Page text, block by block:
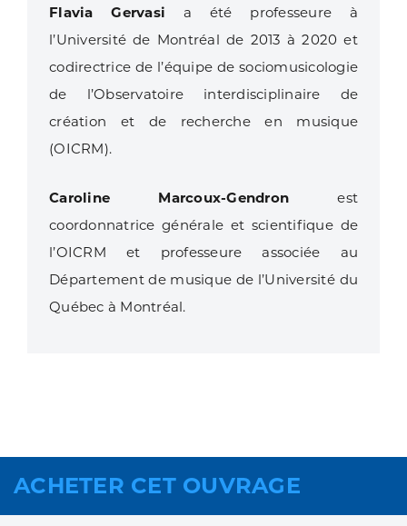
Flavia Gervasi a été professeure à
l’Université de Montréal de 2013 à 2020 et
codirectrice de l’équipe de sociomusicologie
de l’Observatoire interdisciplinaire de
création et de recherche en musique
(OICRM).
Caroline Marcoux-Gendron est
coordonnatrice générale et scientifique de
l’OICRM et professeure associée au
Département de musique de l’Université du
Québec à Montréal.
ACHETER CET OUVRAGE